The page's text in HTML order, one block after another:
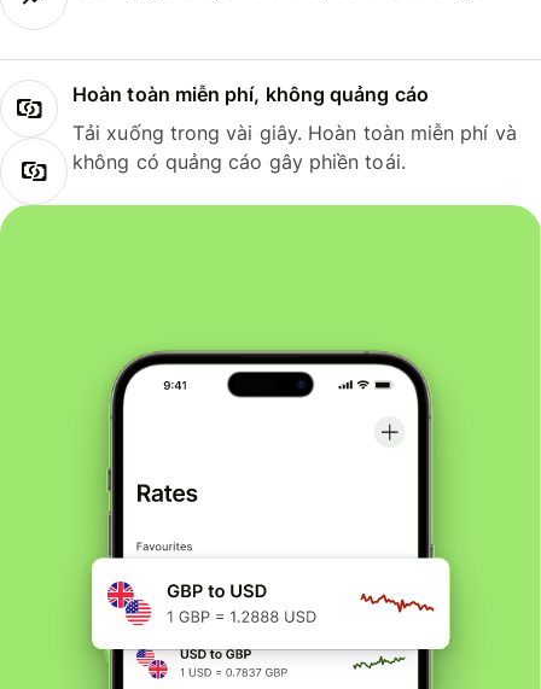
Hoàn toàn miễn phí, không quảng cáo
Tải xuống trong vài giây. Hoàn toàn miễn phí và
không có quảng cáo gây phiền toái.